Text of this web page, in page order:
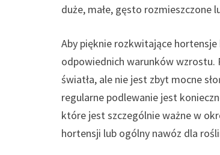
duże, małe, gęsto rozmieszczone
Aby pięknie rozkwitające
odpowiednich warunków wzrostu.
światła, ale nie jest zbyt mocne
regularne podlewanie jest
które jest szczególnie ważne w
hortensji lub ogólny nawóz dla